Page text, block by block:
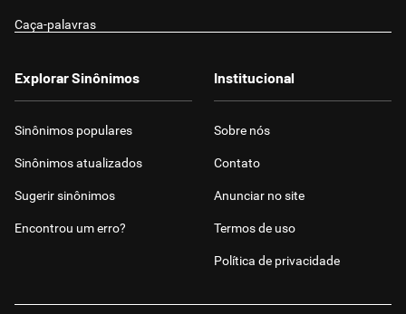
Caça-palavras
Explorar Sinônimos
Sinônimos populares
Sinônimos atualizados
Sugerir sinônimos
Encontrou um erro?
Institucional
Sobre nós
Contato
Anunciar no site
Termos de uso
Política de privacidade